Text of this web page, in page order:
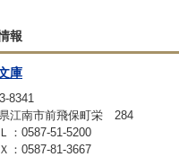
報
庫
8341
江南市前飛保町栄 284
：0587-51-5200
：0587-81-3667